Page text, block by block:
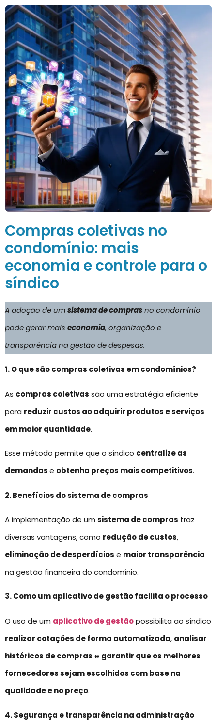
Compras coletivas no
condomínio: mais
economia e controle para o
síndico
A adoção de umsistema de comprasno condomínio
pode gerar mais economia, organização e
transparência na gestão de despesas.
1. O que são compras coletivas em condomínios?
As compras coletivas são uma estratégia eficiente
para reduzir custos ao adquirir produtos e serviços
em maior quantidade.
Esse método permite que o síndico centralize as
demandase obtenha preços mais competitivos.
2. Benefícios do sistema de compras
A implementação de um sistema de compras traz
diversas vantagens, como redução de custos,
eliminação de desperdícios e maior transparência
na gestão financeira do condomínio.
3. Como um aplicativo de gestão facilita o processo
O uso de um aplicativo de gestãopossibilita ao síndico
realizar cotações de forma automatizada, analisar
históricos de compras e garantir que os melhores
fornecedores sejam escolhidos com base na
qualidade e no preço.
4. Segurança e transparência na administração